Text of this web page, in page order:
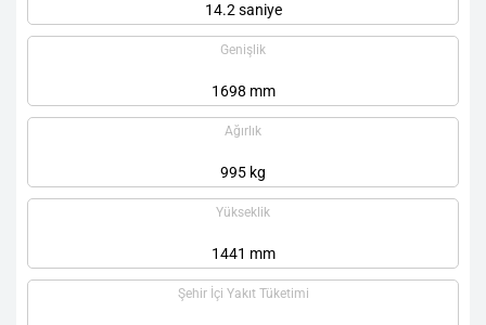
14.2 saniye
Genişlik
1698 mm
Ağırlık
995 kg
Yükseklik
1441 mm
Şehir İçi Yakıt Tüketimi